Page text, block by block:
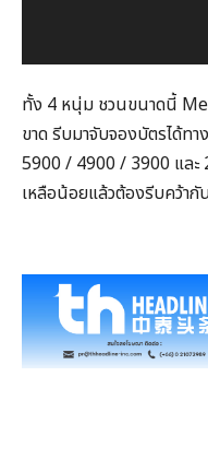
ทั้ง 4 หนุ่ม ชวนขนาดนี้
ขาด รีบมาจับจองบัตรได้ทาง
5900 / 4900 / 3900 แล
เหลือน้อยแล้วต้องรีบคว้ากั